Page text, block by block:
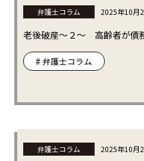
弁護士コラム 2025年10月
老後破産～２～ 高齢者が債
# 弁護士コラム
弁護士コラム 2025年10月